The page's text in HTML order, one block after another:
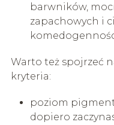
barwników,
zapachowych i
Warto też spojrzeć
kryteria:
poziom
dopiero